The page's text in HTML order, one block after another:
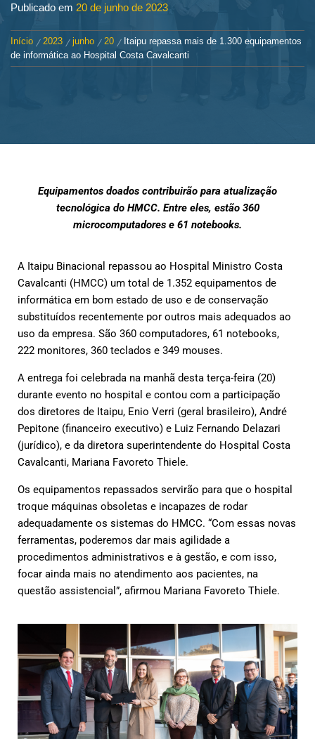
Publicado em 20 de junho de 2023
Início 2023 junho 20
Itaipu repassa mais de 1.300 equipamentos
de informática ao Hospital Costa Cavalcanti
Equipamentos doados contribuirão para atualização
tecnológica do HMCC. Entre eles, estão 360
microcomputadores e 61 notebooks.
A Itaipu Binacional repassou ao Hospital Ministro Costa
Cavalcanti (HMCC) um total de 1.352 equipamentos de
informática em bom estado de uso e de conservação
substituídos recentemente por outros mais adequados ao
uso da empresa. São 360 computadores, 61 notebooks,
222 monitores, 360 teclados e 349 mouses.
A entrega foi celebrada na manhã desta terça-feira (20)
durante evento no hospital e contou com a participação
dos diretores de Itaipu, Enio Verri (geral brasileiro), André
Pepitone (financeiro executivo) e Luiz Fernando Delazari
(jurídico), e da diretora superintendente do Hospital Costa
Cavalcanti, Mariana Favoreto Thiele.
Os equipamentos repassados servirão para que o hospital
troque máquinas obsoletas e incapazes de rodar
adequadamente os sistemas do HMCC. “Com essas novas
ferramentas, poderemos dar mais agilidade a
procedimentos administrativos e à gestão, e com isso,
focar ainda mais no atendimento aos pacientes, na
questão assistencial”, afirmou Mariana Favoreto Thiele.